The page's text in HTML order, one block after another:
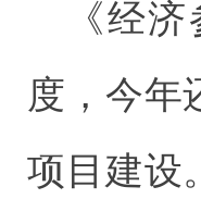
《经
度，今年
项目建设